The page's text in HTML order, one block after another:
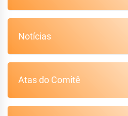
Notícias
Atas do Comitê